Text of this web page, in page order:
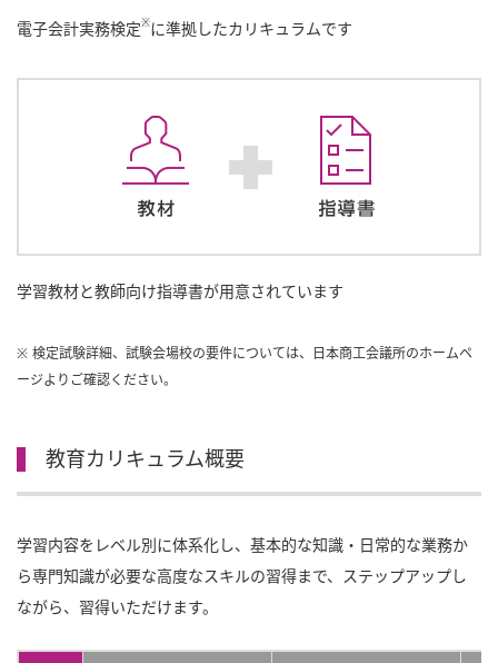
電子会計実務検定※に準拠したカリキュラムです
学習教材と教師向け指導書が用意されています
※ 検定試験詳細、試験会場校の要件については、日本商工会議所のホームペ
ージよりご確認ください。
教育カリキュラム概要
学習内容をレベル別に体系化し、基本的な知識・日常的な業務か
ら専門知識が必要な高度なスキルの習得まで、ステップアップし
ながら、習得いただけます。